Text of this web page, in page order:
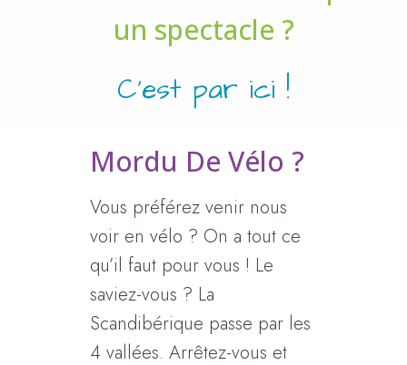
un spectacle ?
C'est par ici !
Mordu De Vélo ?
Vous préférez venir nous
voir en vélo ? On a tout ce
qu’il faut pour vous ! Le
saviez-vous ? La
Scandibérique passe par les
4 vallées. Arrêtez-vous et